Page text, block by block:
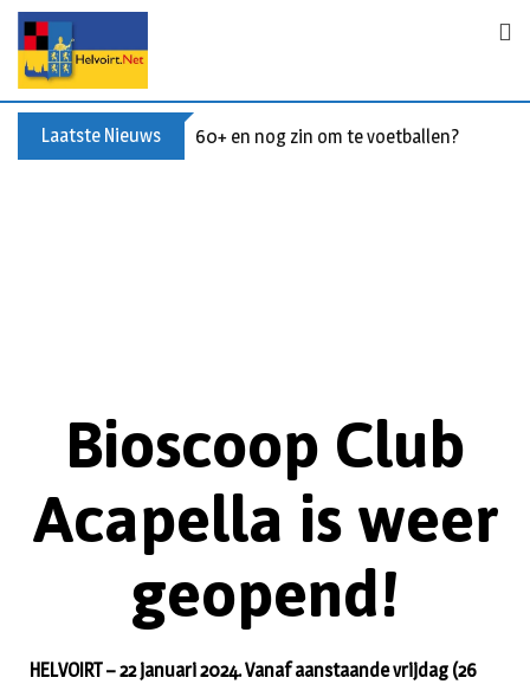
Laatste Nieuws 60+ en nog zin om te voetballen? Kom
Bioscoop Club
Acapella is weer
geopend!
HELVOIRT – 22 januari 2024. Vanaf aanstaande vrijdag (26